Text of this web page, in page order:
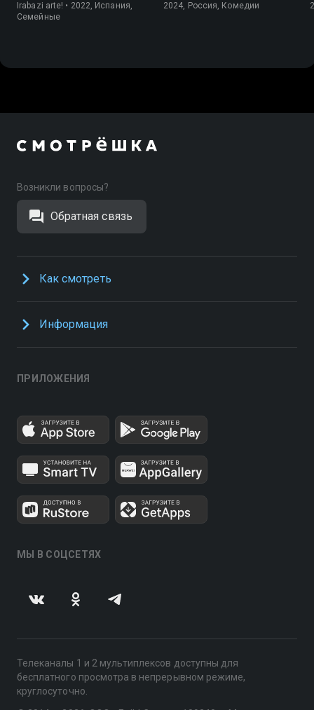
Irabazi arte! • 2022, Испания,
Семейные
2024, Россия, Комедии
Возникли вопросы?
Обратная связь
Как смотреть
Информация
ПРИЛОЖЕНИЯ
МЫ В СОЦСЕТЯХ
Телеканалы 1 и 2 мультиплексов доступны для
бесплатного просмотра в непрерывном режиме,
круглосуточно.